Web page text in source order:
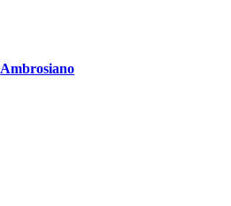
Ambrosiano